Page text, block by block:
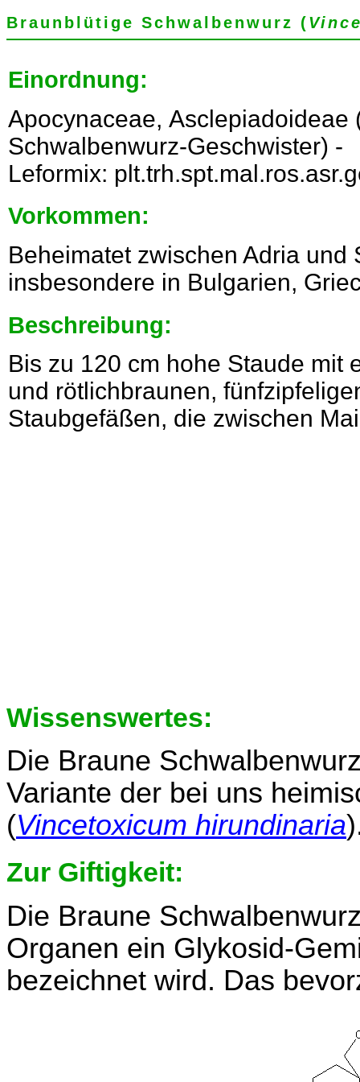
Braunblütige Schwalbenwurz (
Einordnung:
Apocynaceae, Asclepiadoideae
Schwalbenwurz-Geschwister) -
Leformix:
Vorkommen:
Beheimatet zwischen Adria und
insbesondere in Bulgarien,
Beschreibung:
Bis zu 120 cm hohe Staude mit
und rötlichbraunen,
Staubgefäßen, die zwischen
Wissenswertes:
Die Braune
Variante der bei uns
(Vincetoxicum hirundinaria
Zur Giftigkeit:
Die Braune
Organen ein Glykosid-
bezeichnet wird. Das